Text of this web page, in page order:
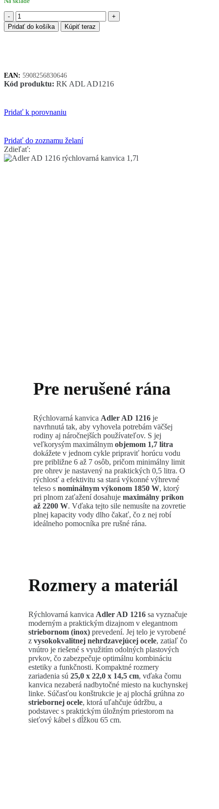
množstvo
Adler
AD
Pridať do košíka Kúpiť teraz
EAN: 5908256830646
Kód produktu: RK ADL AD1216
Pridať k porovnaniu
Pridať do zoznamu želaní
Zdieľať:
Pre nerušené rána
Rýchlovarná kanvica Adler AD 1216 je
navrhnutá tak, aby vyhovela potrebám väčšej
rodiny aj náročnejších používateľov. S jej
veľkorysým maximálnym objemom 1,7 litra
dokážete v jednom cykle pripraviť horúcu vodu
pre približne 6 až 7 osôb, pričom minimálny limit
pre ohrev je nastavený na praktických 0,5 litra. O
rýchlosť a efektivitu sa stará výkonné výhrevné
teleso s nominálnym výkonom 1850 W, ktorý
pri plnom zaťažení dosahuje maximálny príkon
až 2200 W. Vďaka tejto sile nemusíte na zovretie
plnej kapacity vody dlho čakať, čo z nej robí
ideálneho pomocníka pre rušné rána.
Rozmery a materiál
Rýchlovarná kanvica Adler AD 1216 sa vyznačuje
moderným a praktickým dizajnom v elegantnom
striebornom (inox) prevedení. Jej telo je vyrobené
z vysokokvalitnej nehrdzavejúcej ocele, zatiaľ čo
vnútro je riešené s využitím odolných plastových
prvkov, čo zabezpečuje optimálnu kombináciu
estetiky a funkčnosti. Kompaktné rozmery
zariadenia sú 25,0 x 22,0 x 14,5 cm, vďaka čomu
kanvica nezaberá nadbytočné miesto na kuchynskej
linke. Súčasťou konštrukcie je aj plochá grúhna zo
striebornej ocele, ktorá uľahčuje údržbu, a
podstavec s praktickým úložným priestorom na
sieťový kábel s dĺžkou 65 cm.